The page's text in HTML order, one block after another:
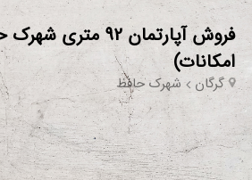
امکانات)
گرگان شهرک حافظ